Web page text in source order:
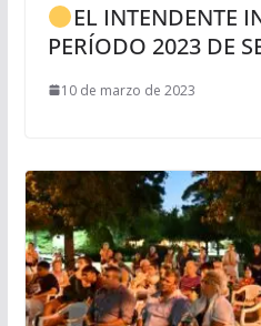
EL INTENDENTE
PERÍODO 2023 DE
10 de marzo de 2023